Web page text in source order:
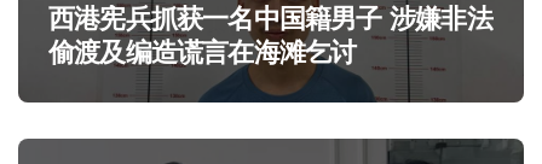
西港宪兵抓获一名中国籍男子 涉嫌非法
偷渡及编造谎言在海滩乞讨